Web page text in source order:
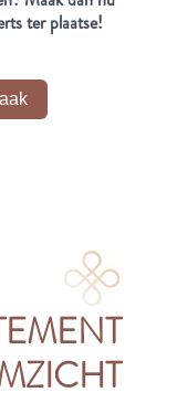
ter plaatse!